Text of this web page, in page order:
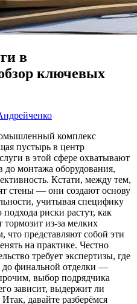
в
ключевых
комплекс
пустырь в центр
в этой сфере охватывают
до монтажа оборудования,
Кстати, между тем,
стены — они создают основу
учитывая специфику
риски растут, как
из-за мелких
что представляют собой эти
на практике. Честно
требует экспертизы, где
финальной отделки —
выбор подрядчика
зависит, выдержит ли
давайте разберёмся